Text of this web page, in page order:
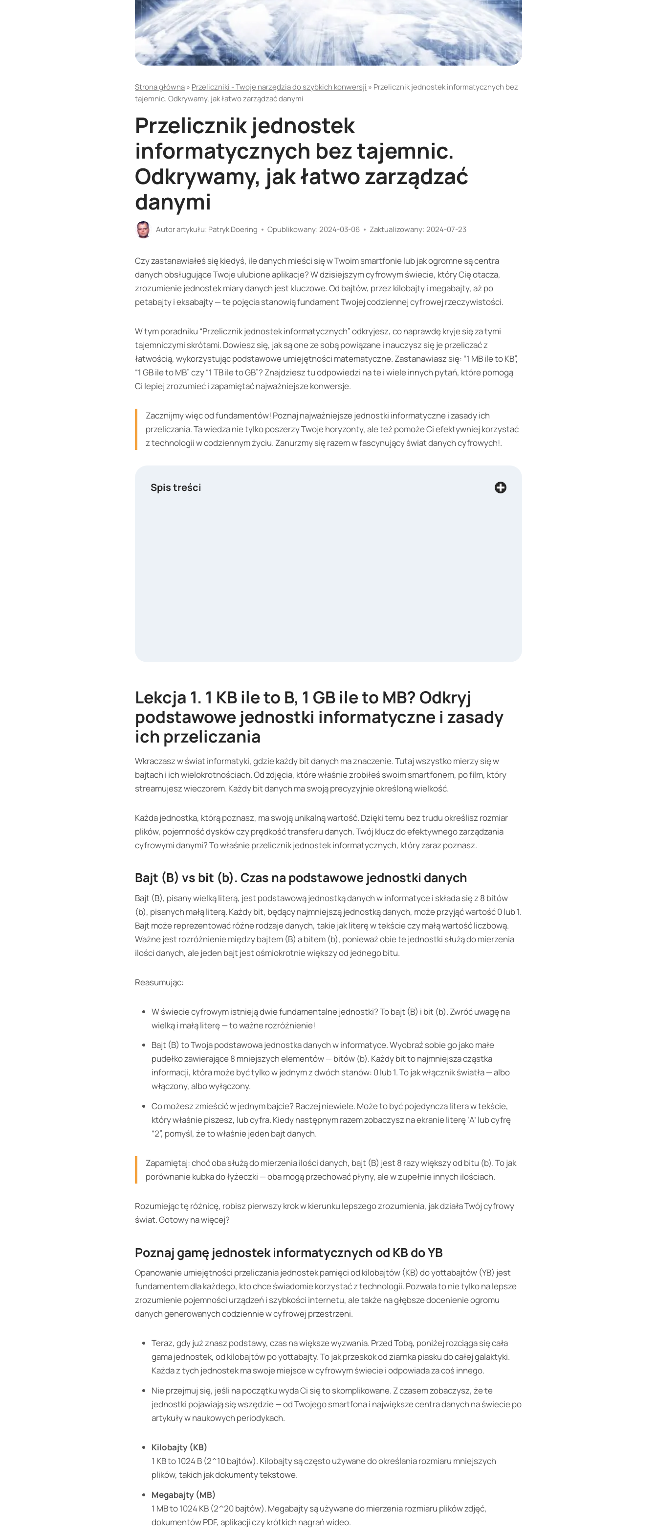
Strona główna» Przeliczniki - Twoje narzędzia do szybkich konwersji » Przelicznik jednostek informatycznych bez
tajemnic. Odkrywamy, jak łatwo zarządzać danymi
Przelicznik jednostek
informatycznych bez tajemnic.
Odkrywamy, jak łatwo zarządzać
danymi
Autor artykułu: Patryk Doering Opublikowany: 2024-03-06 Zaktualizowany: 2024-07-23
Czy zastanawiałeś się kiedyś, ile danych mieści się w Twoim smartfonie lub jak ogromne są centra
danych obsługujące Twoje ulubione aplikacje? W dzisiejszym cyfrowym świecie, który Cię otacza,
zrozumienie jednostek miary danych jest kluczowe. Od bajtów, przez kilobajty i megabajty, aż po
petabajty i eksabajty — te pojęcia stanowią fundament Twojej codziennej cyfrowej rzeczywistości.
W tym poradniku “Przelicznik jednostek informatycznych” odkryjesz, co naprawdę kryje się za tymi
tajemniczymi skrótami. Dowiesz się, jak są one ze sobą powiązane i nauczysz się je przeliczać z
łatwością, wykorzystując podstawowe umiejętności matematyczne. Zastanawiasz się: “1 MB ile to KB”,
“1 GB ile to MB” czy “1 TB ile to GB”? Znajdziesz tu odpowiedzi na te i wiele innych pytań, które pomogą
Ci lepiej zrozumieć i zapamiętać najważniejsze konwersje.
Zacznijmy więc od fundamentów! Poznaj najważniejsze jednostki informatyczne i zasady ich
przeliczania. Ta wiedza nie tylko poszerzy Twoje horyzonty, ale też pomoże Ci efektywniej korzystać
z technologii w codziennym życiu. Zanurzmy się razem w fascynujący świat danych cyfrowych!.
Spis treści
Lekcja 1. 1 KB ile to B, 1 GB ile to MB? Odkryj
podstawowe jednostki informatyczne i zasady
ich przeliczania
Wkraczasz w świat informatyki, gdzie każdy bit danych ma znaczenie. Tutaj wszystko mierzy się w
bajtach i ich wielokrotnościach. Od zdjęcia, które właśnie zrobiłeś swoim smartfonem, po film, który
streamujesz wieczorem. Każdy bit danych ma swoją precyzyjnie określoną wielkość.
Każda jednostka, którą poznasz, ma swoją unikalną wartość. Dzięki temu bez trudu określisz rozmiar
plików, pojemność dysków czy prędkość transferu danych. Twój klucz do efektywnego zarządzania
cyfrowymi danymi? To właśnie przelicznik jednostek informatycznych, który zaraz poznasz.
Bajt (B) vs bit (b). Czas na podstawowe jednostki danych
Bajt (B), pisany wielką literą, jest podstawową jednostką danych w informatyce i składa się z 8 bitów
(b), pisanych małą literą. Każdy bit, będący najmniejszą jednostką danych, może przyjąć wartość 0 lub 1.
Bajt może reprezentować różne rodzaje danych, takie jak literę w tekście czy małą wartość liczbową.
Ważne jest rozróżnienie między bajtem (B) a bitem (b), ponieważ obie te jednostki służą do mierzenia
ilości danych, ale jeden bajt jest ośmiokrotnie większy od jednego bitu.
Reasumując:
W świecie cyfrowym istnieją dwie fundamentalne jednostki? To bajt (B) i bit (b). Zwróć uwagę na
wielką i małą literę — to ważne rozróżnienie!
Bajt (B) to Twoja podstawowa jednostka danych w informatyce. Wyobraź sobie go jako małe
pudełko zawierające 8 mniejszych elementów — bitów (b). Każdy bit to najmniejsza cząstka
informacji, która może być tylko w jednym z dwóch stanów: 0 lub 1. To jak włącznik światła — albo
włączony, albo wyłączony.
Co możesz zmieścić w jednym bajcie? Raczej niewiele. Może to być pojedyncza litera w tekście,
który właśnie piszesz, lub cyfra. Kiedy następnym razem zobaczysz na ekranie literę ‘A’ lub cyfrę
“2”, pomyśl, że to właśnie jeden bajt danych.
Zapamiętaj: choć oba służą do mierzenia ilości danych, bajt (B) jest 8 razy większy od bitu (b). To jak
porównanie kubka do łyżeczki — oba mogą przechować płyny, ale w zupełnie innych ilościach.
Rozumiejąc tę różnicę, robisz pierwszy krok w kierunku lepszego zrozumienia, jak działa Twój cyfrowy
świat. Gotowy na więcej?
Poznaj gamę jednostek informatycznych od KB do YB
Opanowanie umiejętności przeliczania jednostek pamięci od kilobajtów (KB) do yottabajtów (YB) jest
fundamentem dla każdego, kto chce świadomie korzystać z technologii. Pozwala to nie tylko na lepsze
zrozumienie pojemności urządzeń i szybkości internetu, ale także na głębsze docenienie ogromu
danych generowanych codziennie w cyfrowej przestrzeni.
Teraz, gdy już znasz podstawy, czas na większe wyzwania. Przed Tobą, poniżej rozciąga się cała
gama jednostek, od kilobajtów po yottabajty. To jak przeskok od ziarnka piasku do całej galaktyki.
Każda z tych jednostek ma swoje miejsce w cyfrowym świecie i odpowiada za coś innego.
Nie przejmuj się, jeśli na początku wyda Ci się to skomplikowane. Z czasem zobaczysz, że te
jednostki pojawiają się wszędzie — od Twojego smartfona i największe centra danych na świecie po
artykuły w naukowych periodykach.
Kilobajty (KB)
1 KB to 1024 B (2^10 bajtów). Kilobajty są często używane do określania rozmiaru mniejszych
plików, takich jak dokumenty tekstowe.
Megabajty (MB)
1 MB to 1024 KB (2^20 bajtów). Megabajty są używane do mierzenia rozmiaru plików zdjęć,
dokumentów PDF, aplikacji czy krótkich nagrań wideo.